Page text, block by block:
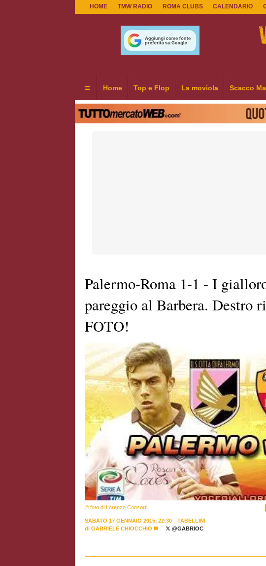
HOME TMW RADIO ROMA CLUBS CALENDARIO
Home Top e Flop La moviola Scacco
Palermo-Roma 1-1 - I
pareggio al Barbera. Destro
FOTO!
© foto di Lorenzo Consorti
SABATO 17 GENNAIO 2015, 22:30
TABELLINI
di GABRIELE CHIOCCHIO @GABRIOC